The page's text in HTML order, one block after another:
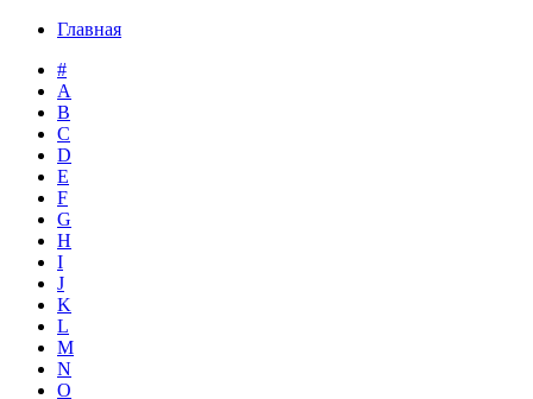
Главная
#
A
B
C
D
E
F
G
H
I
J
K
L
M
N
O